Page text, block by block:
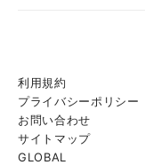
利用規約
プライバシーポリシー
お問い合わせ
サイトマップ
GLOBAL